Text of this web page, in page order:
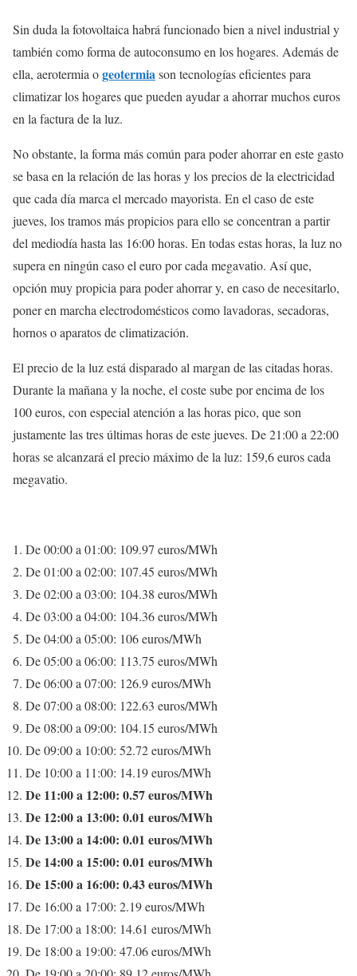
Sin duda la fotovoltaica habrá funcionado bien a nivel industrial y
también como forma de autoconsumo en los hogares. Además de
ella, aerotermia ogeotermiason tecnologías eficientes para
climatizar los hogares que pueden ayudar a ahorrar muchos euros
en la factura de la luz.
No obstante, la forma más común para poder ahorrar en este gasto
se basa en la relación de las horas y los precios de la electricidad
que cada día marca el mercado mayorista. En el caso de este
jueves, los tramos más propicios para ello se concentran a partir
del mediodía hasta las 16:00 horas. En todas estas horas, la luz no
supera en ningún caso el euro por cada megavatio. Así que,
opción muy propicia para poder ahorrar y, en caso de necesitarlo,
poner en marcha electrodomésticos como lavadoras, secadoras,
hornos o aparatos de climatización.
El precio de la luz está disparado al margan de las citadas horas.
Durante la mañana y la noche, el coste sube por encima de los
100 euros, con especial atención a las horas pico, que son
justamente las tres últimas horas de este jueves. De 21:00 a 22:00
horas se alcanzará el precio máximo de la luz: 159,6 euros cada
megavatio.
De 00:00 a 01:00: 109.97 euros/MWh
De 01:00 a 02:00: 107.45 euros/MWh
De 02:00 a 03:00: 104.38 euros/MWh
De 03:00 a 04:00: 104.36 euros/MWh
De 04:00 a 05:00: 106 euros/MWh
De 05:00 a 06:00: 113.75 euros/MWh
De 06:00 a 07:00: 126.9 euros/MWh
De 07:00 a 08:00: 122.63 euros/MWh
De 08:00 a 09:00: 104.15 euros/MWh
De 09:00 a 10:00: 52.72 euros/MWh
De 10:00 a 11:00: 14.19 euros/MWh
De 11:00 a 12:00: 0.57 euros/MWh
De 12:00 a 13:00: 0.01 euros/MWh
De 13:00 a 14:00: 0.01 euros/MWh
De 14:00 a 15:00: 0.01 euros/MWh
De 15:00 a 16:00: 0.43 euros/MWh
De 16:00 a 17:00: 2.19 euros/MWh
De 17:00 a 18:00: 14.61 euros/MWh
De 18:00 a 19:00: 47.06 euros/MWh